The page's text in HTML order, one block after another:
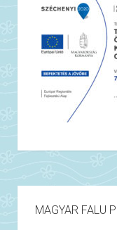
MAGYAR FALU